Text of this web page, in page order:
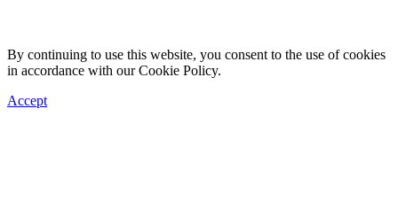
By continuing to use this website, you consent to the use of cookies
in accordance with our Cookie Policy.
Accept